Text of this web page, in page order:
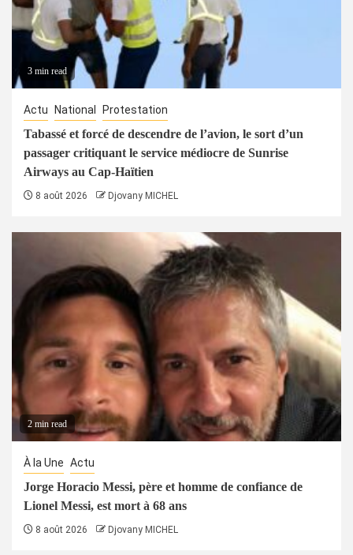
3 min read
Actu National Protestation
Tabassé et forcé de descendre de l’avion, le sort d’un
passager critiquant le service médiocre de Sunrise
Airways au Cap-Haïtien
8 août 2026 Djovany MICHEL
2 min read
À la Une Actu
Jorge Horacio Messi, père et homme de confiance de
Lionel Messi, est mort à 68 ans
8 août 2026 Djovany MICHEL